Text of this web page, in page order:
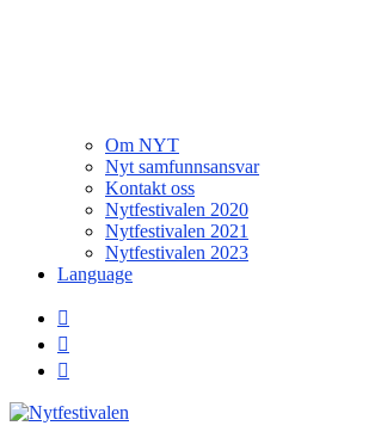
Om NYT
Nyt samfunnsansvar
Kontakt oss
Nytfestivalen 2020
Nytfestivalen 2021
Nytfestivalen 2023
Language